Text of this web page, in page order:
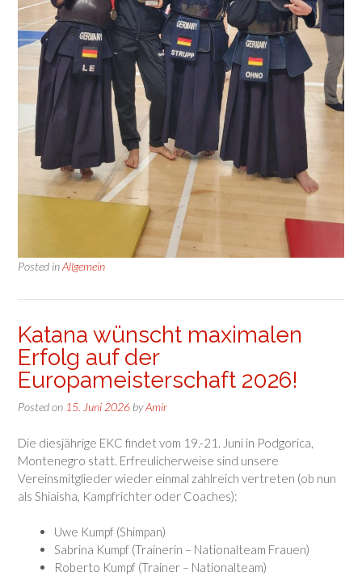
Posted inAllgemein
Katana wünscht maximalen
Erfolg auf der
Europameisterschaft 2026!
Posted on 15. Juni 2026 byAmir
Die diesjährige EKC findet vom 19.-21. Juni in Podgorica,
Montenegro statt. Erfreulicherweise sind unsere
Vereinsmitglieder wieder einmal zahlreich vertreten (ob nun
als Shiaisha, Kampfrichter oder Coaches):
Uwe Kumpf (Shimpan)
Sabrina Kumpf (Trainerin – Nationalteam Frauen)
Roberto Kumpf (Trainer – Nationalteam)